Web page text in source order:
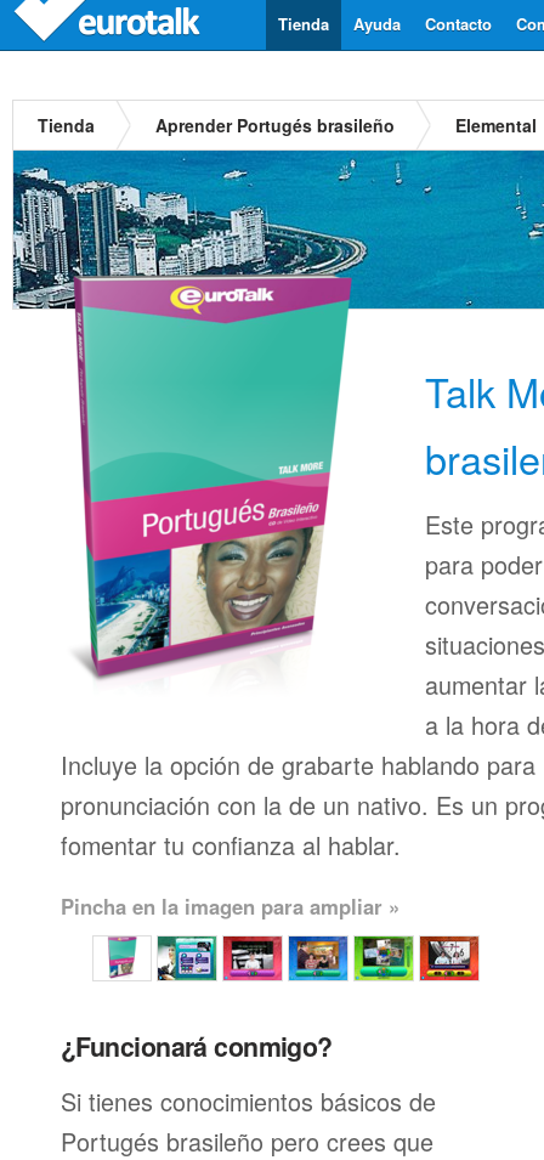
Contacto
Ayuda
Tienda
Tienda Aprender Portugés brasileño Elemental
Talk
Este
para
aumentar
a la hora
Incluye la opción de grabarte hablando
pronunciación con la de un nativo. Es un
fomentar tu confianza al hablar.
Pincha en la imagen para ampliar »
¿Funcionará conmigo?
Si tienes conocimientos básicos de
Portugés brasileño pero crees que